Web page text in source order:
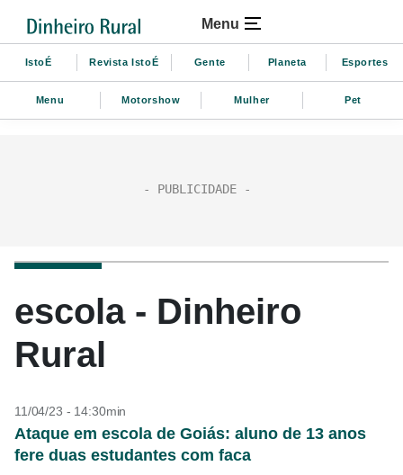
Menu
IstoÉ Revista IstoÉ Gente Planeta Esportes
Menu Motorshow Mulher Pet
escola - Dinheiro
Rural
11/04/23 - 14:30min
Ataque em escola de Goiás: aluno de 13 anos
fere duas estudantes com faca